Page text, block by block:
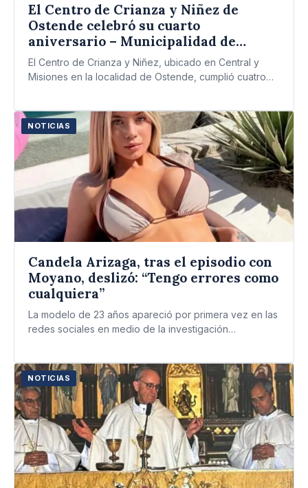
El Centro de Crianza y Niñez de
Ostende celebró su cuarto
aniversario – Municipalidad de
Pinamar
El Centro de Crianza y Niñez, ubicado en Central y
Misiones en la localidad de Ostende, cumplió cuatro…
NOTICIAS
Candela Arizaga, tras el episodio con
Moyano, deslizó: “Tengo errores como
cualquiera”
La modelo de 23 años apareció por primera vez en las
redes sociales en medio de la investigación…
NOTICIAS